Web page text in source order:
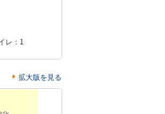
レ：1
拡大版を見る